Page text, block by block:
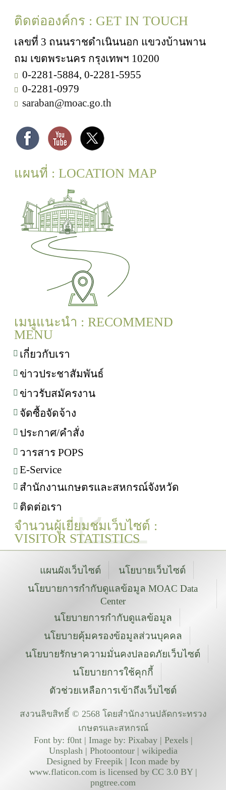
ติดต่อองค์กร : GET IN TOUCH
เลขที่ 3 ถนนราชดำเนินนอก แขวงบ้านพาน
ถม เขตพระนคร กรุงเทพฯ 10200
0-2281-5884, 0-2281-5955
0-2281-0979
saraban@moac.go.th
แผนที่ : LOCATION MAP
เมนูแนะนำ : RECOMMEND
MENU
เกี่ยวกับเรา
ข่าวประชาสัมพันธ์
ข่าวรับสมัครงาน
จัดซื้อจัดจ้าง
ประกาศ/คำสั่ง
วารสาร POPS
E-Service
สำนักงานเกษตรและสหกรณ์จังหวัด
ติดต่อเรา
จำนวนผู้เยี่ยมชมเว็บไซต์ :
VISITOR STATISTICS
แผนผังเว็บไซต์
นโยบายเว็บไซต์
นโยบายการกำกับดูแลข้อมูล MOAC Data
Center
นโยบายการกำกับดูแลข้อมูล
นโยบายคุ้มครองข้อมูลส่วนบุคคล
นโยบายรักษาความมั่นคงปลอดภัยเว็บไซต์
นโยบายการใช้คุกกี้
ตัวช่วยเหลือการเข้าถึงเว็บไซต์
สงวนลิขสิทธิ์ © 2568 โดยสำนักงานปลัดกระทรวง
เกษตรและสหกรณ์
Font by: f0nt | Image by: Pixabay | Pexels |
Unsplash | Photoontour | wikipedia
Designed by Freepik | Icon made by
www.flaticon.com is licensed by CC 3.0 BY |
pngtree.com